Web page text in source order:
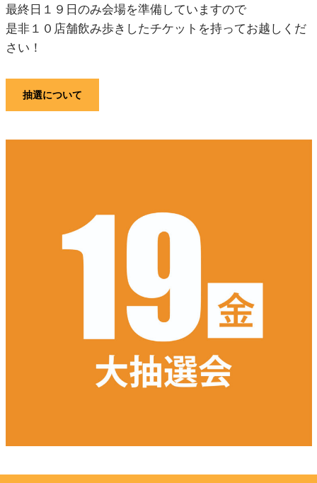
最終日１９日のみ会場を準備していますので
是非１０店舗飲み歩きしたチケットを持ってお越しくだ
さい！
抽選について